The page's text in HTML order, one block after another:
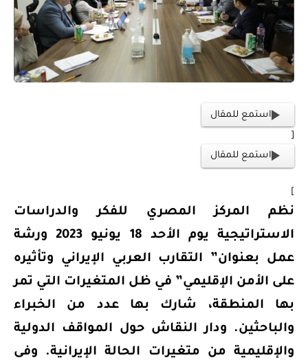
استمع للمقال
استمع للمقال
نظم المركز المصري للفكر والدراسات
الاستراتيجية يوم الأحد 18 يونيو 2023 ورشة
عمل بعنوان” التقارب العربي الإيراني وتأثيره
على الأمن الإقليمي” في ظل المتغيرات التي تمر
بها المنطقة، شارك بها عدد من الخبراء
والباحثين. ودار النقاش حول المواقف الدولية
والإقليمية من متغيرات الحالة الإيرانية. وفى